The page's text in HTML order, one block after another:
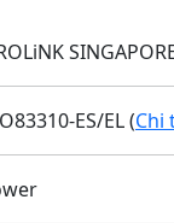
EL (Chi